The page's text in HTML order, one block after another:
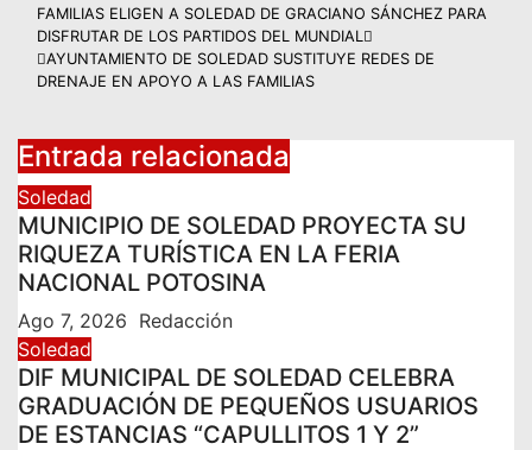
FAMILIAS ELIGEN A SOLEDAD DE GRACIANO SÁNCHEZ PARA
DISFRUTAR DE LOS PARTIDOS DEL MUNDIAL
AYUNTAMIENTO DE SOLEDAD SUSTITUYE REDES DE
DRENAJE EN APOYO A LAS FAMILIAS
Entrada relacionada
Soledad
MUNICIPIO DE SOLEDAD PROYECTA SU
RIQUEZA TURÍSTICA EN LA FERIA
NACIONAL POTOSINA
Ago 7, 2026 Redacción
Soledad
DIF MUNICIPAL DE SOLEDAD CELEBRA
GRADUACIÓN DE PEQUEÑOS USUARIOS
DE ESTANCIAS “CAPULLITOS 1 Y 2”